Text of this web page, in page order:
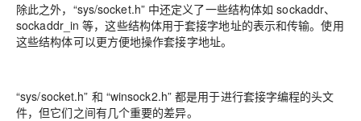
除此之外，“sys/socket.h” 中还定义了一些结构体如 sockaddr、
sockaddr_in 等，这些结构体用于套接字地址的表示和传输。使用
这些结构体可以更方便地操作套接字地址。
“sys/socket.h” 和 “winsock2.h” 都是用于进行套接字编程的头文
件，但它们之间有几个重要的差异。